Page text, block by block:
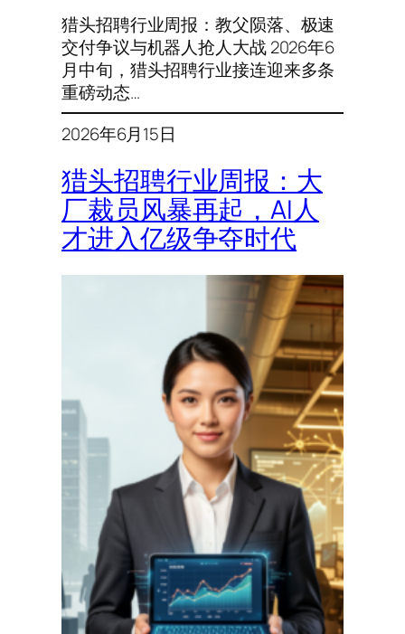
猎头招聘行业周报：教父陨落、极速
交付争议与机器人抢人大战 2026年6
月中旬，猎头招聘行业接连迎来多条
重磅动态…
2026年6月15日
猎头招聘行业周报：大
厂裁员风暴再起，AI人
才进入亿级争夺时代